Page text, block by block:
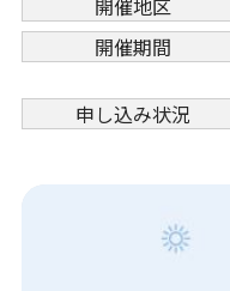
開催期間
申し込み状況